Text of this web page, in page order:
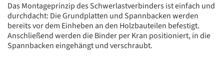
Das Montageprinzip des Schwerlastverbinders ist einfach und
durchdacht: Die Grundplatten und Spannbacken werden
bereits vor dem Einheben an den Holzbauteilen befestigt.
Anschließend werden die Binder per Kran positioniert, in die
Spannbacken eingehängt und verschraubt.